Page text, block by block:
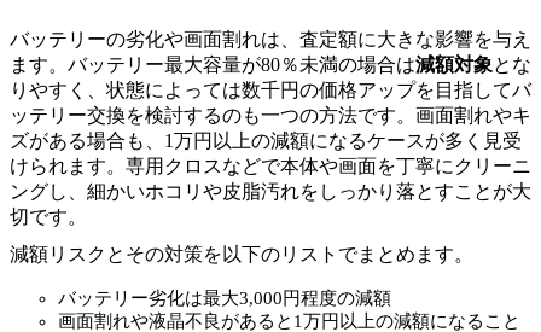
バッテリーの劣化や画面割れは、査定額に大きな影響を与え
ます。バッテリー最大容量が80％未満の場合は減額対象とな
りやすく、状態によっては数千円の価格アップを目指してバ
ッテリー交換を検討するのも一つの方法です。画面割れやキ
ズがある場合も、1万円以上の減額になるケースが多く見受
けられます。専用クロスなどで本体や画面を丁寧にクリーニ
ングし、細かいホコリや皮脂汚れをしっかり落とすことが大
切です。
減額リスクとその対策を以下のリストでまとめます。
バッテリー劣化は最大3,000円程度の減額
画面割れや液晶不良があると1万円以上の減額になること